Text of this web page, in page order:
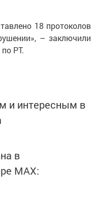
18 протоколов
– заключили
РТ.
и интересным в
в
MАХ: